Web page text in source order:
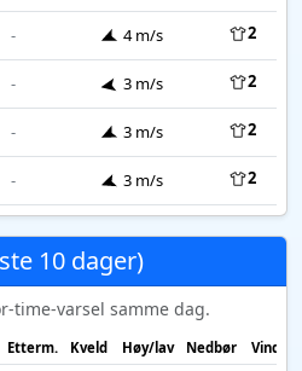
- 4 m/s 2
- 3 m/s 2
- 3 m/s 2
- 3 m/s 2
10 dager)
time-varsel samme dag.
Etterm. Kveld Høy/lav Nedbør Vind